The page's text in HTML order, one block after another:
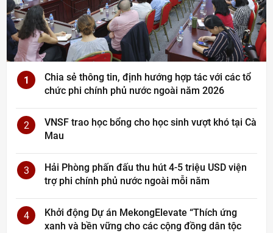
1
Chia sẻ thông tin, định hướng hợp tác với các tổ
chức phi chính phủ nước ngoài năm 2026
2
VNSF trao học bổng cho học sinh vượt khó tại Cà
Mau
3
Hải Phòng phấn đấu thu hút 4-5 triệu USD viện
trợ phi chính phủ nước ngoài mỗi năm
4
Khởi động Dự án MekongElevate “Thích ứng
xanh và bền vững cho các cộng đồng dân tộc